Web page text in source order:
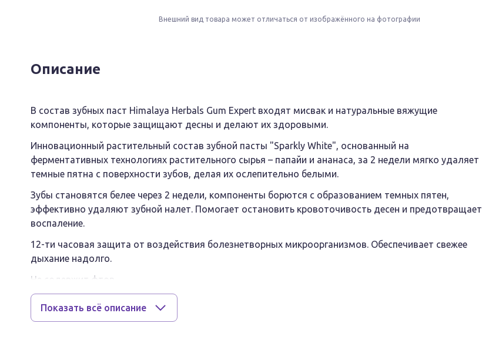
Внешний вид товара может отличаться от изображённого на фотографии
Описание
В состав зубных паст Himalaya Herbals Gum Expert входят мисвак и натуральные вяжущие
компоненты, которые защищают десны и делают их здоровыми.
Инновационный растительный состав зубной пасты "Sparkly White", основанный на
ферментативных технологиях растительного сырья – папайи и ананаса, за 2 недели мягко удаляет
темные пятна с поверхности зубов, делая их ослепительно белыми.
Зубы становятся белее через 2 недели, компоненты борются с образованием темных пятен,
эффективно удаляют зубной налет. Помогает остановить кровоточивость десен и предотвращает
воспаление.
12-ти часовая защита от воздействия болезнетворных микроорганизмов. Обеспечивает свежее
дыхание надолго.
Не содержит фтор.
Показать всё описание